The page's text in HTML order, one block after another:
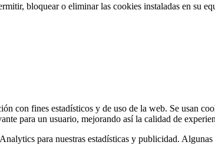
bloquear o eliminar las cookies instaladas en su
con fines estadísticos y de uso de la web. Se usan
para un usuario, mejorando así la calidad de
para nuestras estadísticas y publicidad.